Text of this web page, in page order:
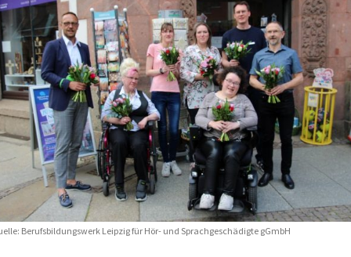
Berufsbildungswerk Leipzig für Hör- und Sprachgeschädigte gGmbH